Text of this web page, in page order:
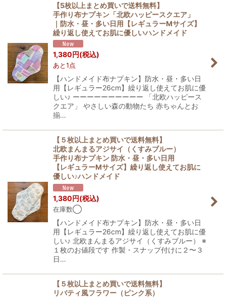
【5枚以上まとめ買いで送料無料】
手作り布ナプキン「北欧ハッピースクエア」
｜防水・昼・多い日用【レギュラーMサイズ】
繰り返し使えてお肌に優しいハンドメイド
1,380円(税込)
あと1点
【ハンドメイド布ナプキン】防水・昼・多い日
用【レギュラー26cm】繰り返し使えてお肌に優
しい♪ ーーーーーーーーーー 「北欧ハッピース
クエア」 やさしい森の動物たち 赤ちゃんとお
揃…
【５枚以上まとめ買いで送料無料】
北欧まんまるアジサイ（くすみブルー）
手作り布ナプキン 防水・昼・多い日用
【レギュラーMサイズ】繰り返し使えてお肌に
優しい♪ハンドメイド
1,380円(税込)
在庫数◯
【ハンドメイド布ナプキン】防水・昼・多い日
用【レギュラー26cm】繰り返し使えてお肌に優
しい♪ 北欧まんまるアジサイ（くすみブルー） ※
１枚のお値段です 作製・スナップ付けに２〜３
日…
【５枚以上まとめ買いで送料無料】
リバティ風フラワー（ピンク系）